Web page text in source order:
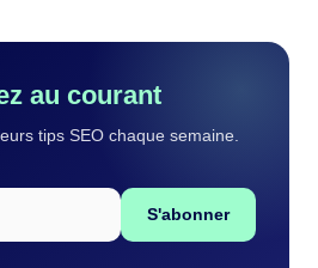
au courant
tips SEO chaque semaine.
S'abonner